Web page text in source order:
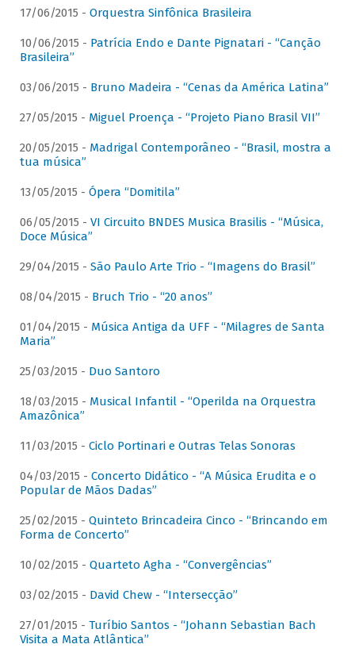
17/06/2015 - Orquestra Sinfônica Brasileira
10/06/2015 - Patrícia Endo e Dante Pignatari - “Canção
Brasileira”
03/06/2015 - Bruno Madeira - “Cenas da América Latina”
27/05/2015 - Miguel Proença - “Projeto Piano Brasil VII”
20/05/2015 - Madrigal Contemporâneo - “Brasil, mostra a
tua música”
13/05/2015 - Ópera “Domitila”
06/05/2015 - VI Circuito BNDES Musica Brasilis - “Música,
Doce Música”
29/04/2015 - São Paulo Arte Trio - “Imagens do Brasil”
08/04/2015 - Bruch Trio - “20 anos”
01/04/2015 - Música Antiga da UFF - “Milagres de Santa
Maria”
25/03/2015 - Duo Santoro
18/03/2015 - Musical Infantil - “Operilda na Orquestra
Amazônica”
11/03/2015 - Ciclo Portinari e Outras Telas Sonoras
04/03/2015 - Concerto Didático - “A Música Erudita e o
Popular de Mãos Dadas”
25/02/2015 - Quinteto Brincadeira Cinco - “Brincando em
Forma de Concerto”
10/02/2015 - Quarteto Agha - “Convergências”
03/02/2015 - David Chew - “Intersecção”
27/01/2015 - Turíbio Santos - “Johann Sebastian Bach
Visita a Mata Atlântica”